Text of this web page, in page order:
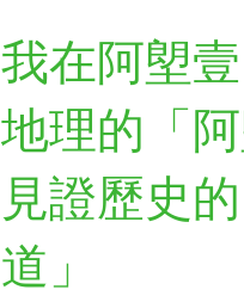
我在阿塱
地理的「
見證歷史
道」